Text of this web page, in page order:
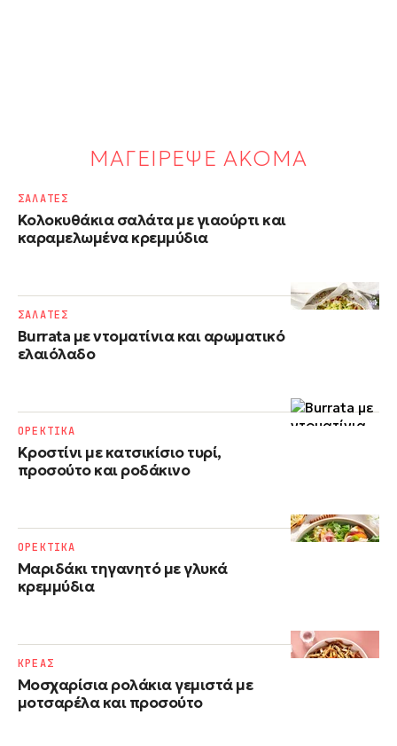
ΜΑΓΕΙΡΕΨΕ ΑΚΟΜΑ
Κολοκυθάκια σαλάτα με γιαούρτι και
καραμελωμένα κρεμμύδια
ΣΑΛΑΤΕΣ
Burrata με ντοματίνια και αρωματικό
ελαιόλαδο
ΣΑΛΑΤΕΣ
Κροστίνι με κατσικίσιο τυρί,
προσούτο και ροδάκινο
ΟΡΕΚΤΙΚΑ
Μαριδάκι τηγανητό με γλυκά
κρεμμύδια
ΟΡΕΚΤΙΚΑ
Μοσχαρίσια ρολάκια γεμιστά με
μοτσαρέλα και προσούτο
ΚΡΕΑΣ